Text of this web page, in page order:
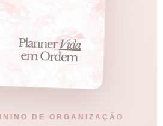
DE ORGANIZAÇÃO